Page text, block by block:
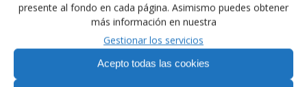
presente al fondo en cada página. Asimismo puedes obtener
más información en nuestra
Gestionar los servicios
Acepto todas las cookies
puerta.
Como ella, fueron quintas tambiénAlejandra Pérez
y la propia Vico (ambas en youth) -que tras su
plata en junior también peleó una categoría por